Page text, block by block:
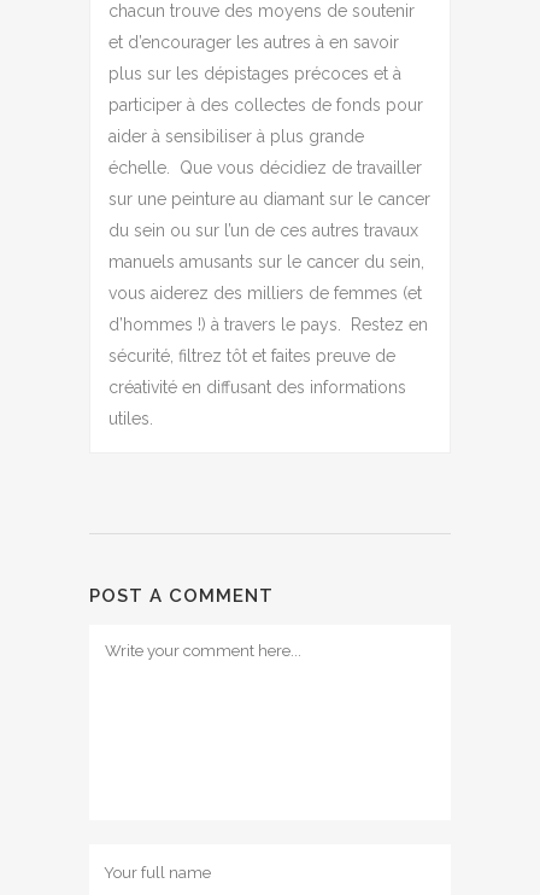
chacun trouve des moyens de soutenir
et d’encourager les autres à en savoir
plus sur les dépistages précoces et à
participer à des collectes de fonds pour
aider à sensibiliser à plus grande
échelle. Que vous décidiez de travailler
sur une peinture au diamant sur le cancer
du sein ou sur l’un de ces autres travaux
manuels amusants sur le cancer du sein,
vous aiderez des milliers de femmes (et
d’hommes !) à travers le pays.
Restez en
sécurité, filtrez tôt et faites preuve de
créativité en diffusant des informations
utiles.
POST A COMMENT